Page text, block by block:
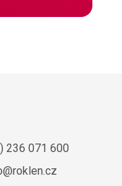
236 071 600